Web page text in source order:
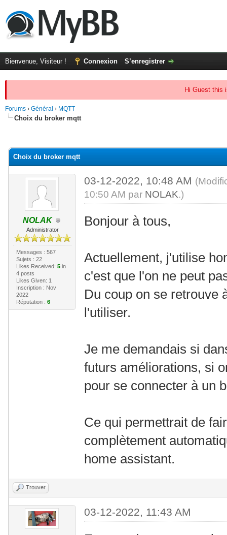
Bienvenue, Visiteur ! Connexion S’enregistrer
Hi Guest this
Forums › Général › MQTT
Choix du broker mqtt
Choix du broker mqtt
NOLAK
Administrator
Messages : 567
Sujets : 22
Likes Received: 5in
4 posts
Likes Given: 1
Inscription : Nov
2022
Réputation : 6
03-12-2022, 10:48 AM
10:50 AM par NOLAK.)
Bonjour à tous,
Actuellement, j'utilise
c'est que l'on ne peut
Du coup on se retrouve
l'utiliser.
Je me demandais si
futurs améliorations, si
pour se connecter à un
Ce qui permettrait de
complètement
home assistant.
Trouver
03-12-2022, 11:43 AM